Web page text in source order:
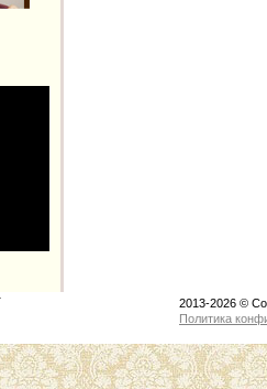
2013-2026 ©
Политика